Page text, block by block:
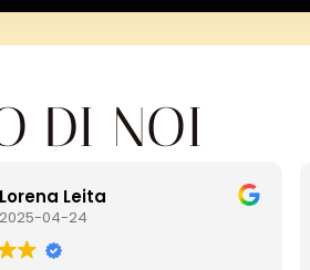
DI NOI
Leita
04-24